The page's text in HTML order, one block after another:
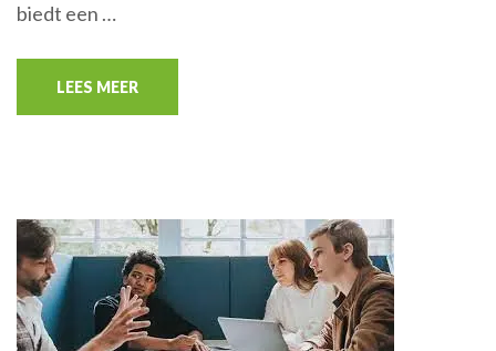
biedt een …
LEES MEER